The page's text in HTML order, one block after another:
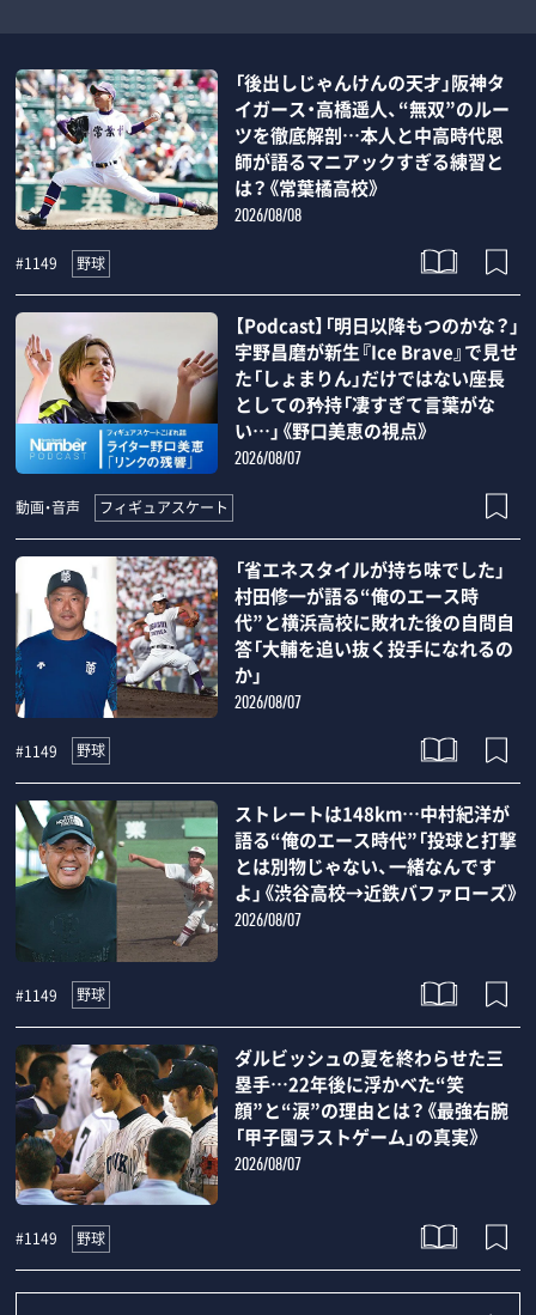
「後出しじゃんけんの天才」阪神タ
イガース・高橋遥人、“無双”のルー
ツを徹底解剖…本人と中高時代恩
師が語るマニアックすぎる練習と
は？《常葉橘高校》
2026/08/08
#1149 野球
【Podcast】「明日以降もつのかな？」
宇野昌磨が新生『Ice Brave』で見せ
た「しょまりん」だけではない座長
としての矜持「凄すぎて言葉がな
い…」《野口美恵の視点》
2026/08/07
動画・音声 フィギュアスケート
「省エネスタイルが持ち味でした」
村田修一が語る“俺のエース時
代”と横浜高校に敗れた後の自問自
答「大輔を追い抜く投手になれるの
か」
2026/08/07
#1149 野球
ストレートは148km…中村紀洋が
語る“俺のエース時代”「投球と打撃
とは別物じゃない、一緒なんです
よ」《渋谷高校→近鉄バファローズ》
2026/08/07
#1149 野球
ダルビッシュの夏を終わらせた三
塁手…22年後に浮かべた“笑
顔”と“涙”の理由とは？《最強右腕
「甲子園ラストゲーム」の真実》
2026/08/07
#1149 野球